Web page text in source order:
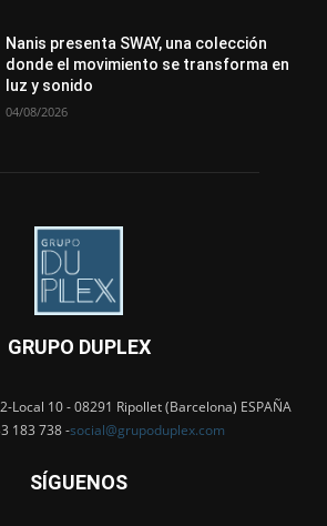
Nanis presenta SWAY, una colección
donde el movimiento se transforma en
luz y sonido
04/08/2026
GRUPO DUPLEX
Local 10 - 08291 Ripollet (Barcelona) ESPAÑA
183 738 -social@grupoduplex.com
SÍGUENOS